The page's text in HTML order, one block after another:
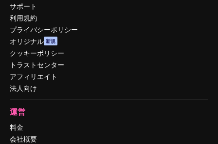
サポート
利用規約
プライバシーポリシー
オリジナル 新規
クッキーポリシー
トラストセンター
アフィリエイト
法人向け
運営
料金
会社概要